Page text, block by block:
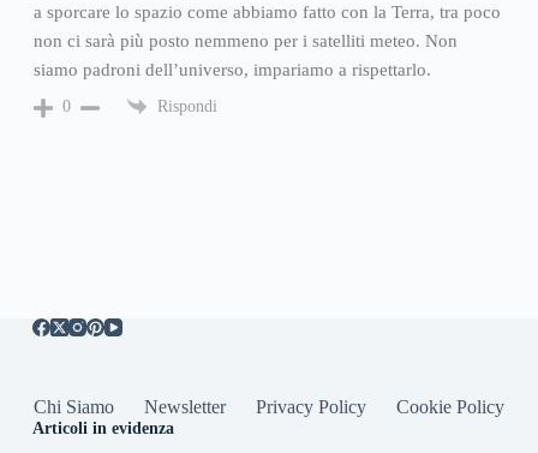
a sporcare lo spazio come abbiamo fatto con la Terra, tra poco
non ci sarà più posto nemmeno per i satelliti meteo. Non
siamo padroni dell’universo, impariamo a rispettarlo.
0 Rispondi
Chi Siamo Newsletter Privacy Policy Cookie Policy
Articoli in evidenza